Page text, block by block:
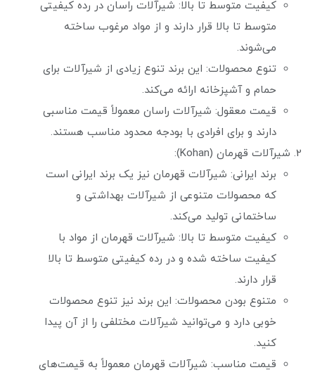
کیفیت متوسط تا بالا: شیرآلات راسان در رده کیفیتی
متوسط تا بالا قرار دارند و از مواد مرغوب ساخته
می‌شوند.
تنوع محصولات: این برند تنوع زیادی از شیرآلات برای
حمام و آشپزخانه ارائه می‌کند.
قیمت معقول: شیرآلات راسان معمولاً قیمت مناسبی
دارند و برای افرادی با بودجه محدود مناسب هستند.
شیرآلات قهرمان (Kohan):
برند ایرانی: شیرآلات قهرمان نیز یک برند ایرانی است
که محصولات متنوعی از شیرآلات بهداشتی و
ساختمانی تولید می‌کند.
کیفیت متوسط تا بالا: شیرآلات قهرمان از مواد با
کیفیت ساخته شده و در رده کیفیتی متوسط تا بالا
قرار دارند.
متنوع بودن محصولات: این برند نیز تنوع محصولات
خوبی دارد و می‌توانید شیرآلات مختلفی را از آن پیدا
کنید.
قیمت مناسب: شیرآلات قهرمان معمولاً به قیمت‌های